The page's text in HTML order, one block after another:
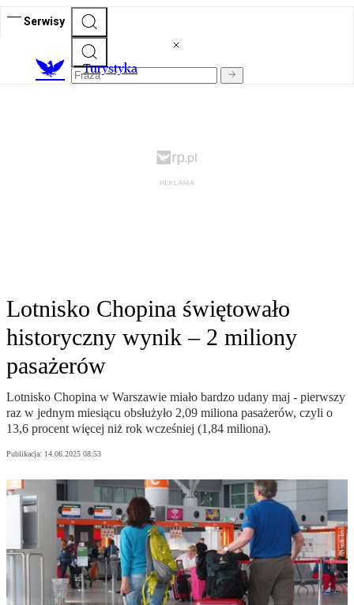
Serwisy
Turystyka
Lotnisko Chopina świętowało
historyczny wynik – 2 miliony
pasażerów
Lotnisko Chopina w Warszawie miało bardzo udany maj - pierwszy
raz w jednym miesiącu obsłużyło 2,09 miliona pasażerów, czyli o
13,6 procent więcej niż rok wcześniej (1,84 miliona).
Publikacja: 14.06.2025 08:53